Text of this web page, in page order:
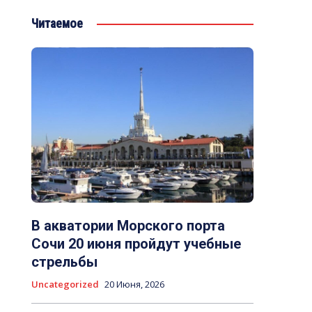
Читаемое
В акватории Морского порта
Сочи 20 июня пройдут учебные
стрельбы
Uncategorized 20 Июня, 2026